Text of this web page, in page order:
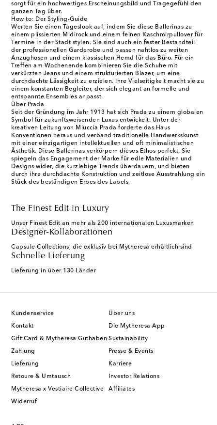
sorgt für ein hochwertiges Erscheinungsbild und Tragegefühl den
ganzen Tag über.
How to: Der Styling-Guide
Werten Sie einen Tageslook auf, indem Sie diese Ballerinas zu
einem plissierten Midirock und einem feinen Kaschmirpullover für
Termine in der Stadt stylen. Sie sind auch ein fester Bestandteil
der professionellen Garderobe und passen nahtlos zu weiten
Anzughosen und einem klassischen Hemd für das Büro. Für ein
Treffen am Wochenende kombinieren Sie die Schuhe mit
verkürzten Jeans und einem strukturierten Blazer, um eine
durchdachte Lässigkeit zu erzielen. Ihre Vielseitigkeit macht sie zu
einem konstanten Begleiter, der sich elegant an formelle und
entspannte Ensembles anpasst.
Über Prada
Seit der Gründung im Jahr 1913 hat sich Prada zu einem globalen
Symbol für zukunftsweisenden Luxus entwickelt. Unter der
kreativen Leitung von Miuccia Prada forderte das Haus
Konventionen heraus und verband traditionelle Handwerkskunst
mit einer einzigartigen intellektuellen und oft minimalistischen
Ästhetik. Diese Ballerinas verkörpern dieses Ethos perfekt. Sie
spiegeln das Engagement der Marke für edle Materialien und
Designs wider, die kurzlebige Trends überdauern, und bieten
durch ihre durchdachte Konstruktion und zeitlose Ausstrahlung ein
Stück des beständigen Erbes des Labels.
The Finest Edit in Luxury
Unser Finest Edit an mehr als 200 internationalen Luxusmarken
Designer-Kollaborationen
Capsule Collections, die exklusiv bei Mytheresa erhältlich sind
Schnelle Lieferung
Lieferung in über 130 Länder
Kundenservice
Kontakt
Gift Card & Mytheresa Guthaben
Zahlung
Lieferung
Retoure & Umtausch
Mytheresa x Vestiaire Collective
Widerruf
Über uns
Die Mytheresa App
Sustainability
Presse & Events
Karriere
Investor Relations
Affiliates